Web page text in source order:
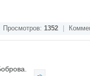
Просмотров: 1352